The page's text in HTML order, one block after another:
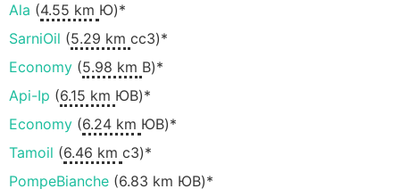
Ala (4.55 km Ю)*
SarniOil (5.29 km ccЗ)*
Economy (5.98 km В)*
Api-Ip (6.15 km ЮВ)*
Economy (6.24 km ЮВ)*
Tamoil (6.46 km сЗ)*
PompeBianche (6.83 km ЮВ)*